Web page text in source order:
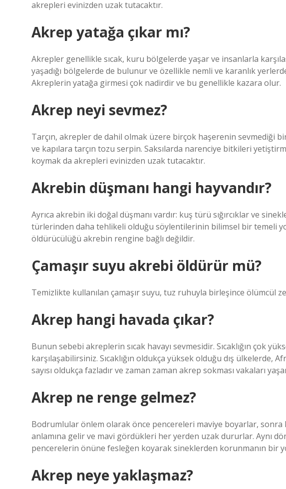
akrepleri evinizden uzak tutacaktır.
Akrep yatağa çıkar mı?
Akrepler genellikle sıcak, kuru bölgelerde yaşar ve insanlarla
yaşadığı bölgelerde de bulunur ve özellikle nemli ve karanlık
Akreplerin yatağa girmesi çok nadirdir ve bu genellikle kazara olur.
Akrep neyi sevmez?
Tarçın, akrepler de dahil olmak üzere birçok haşerenin sevmediği
ve kapılara tarçın tozu serpin. Saksılarda narenciye bitkileri
koymak da akrepleri evinizden uzak tutacaktır.
Akrebin düşmanı hangi hayvandır?
Ayrıca akrebin iki doğal düşmanı vardır: kuş türü sığırcıklar ve
türlerinden daha tehlikeli olduğu söylentilerinin bilimsel bir temeli
öldürücülüğü akrebin rengine bağlı değildir.
Çamaşır suyu akrebi öldürür mü?
Temizlikte kullanılan çamaşır suyu, tuz ruhuyla birleşince ölümcül
Akrep hangi havada çıkar?
Bunun sebebi akreplerin sıcak havayı sevmesidir. Sıcaklığın çok
karşılaşabilirsiniz. Sıcaklığın oldukça yüksek olduğu dış ülkelerde,
sayısı oldukça fazladır ve zaman zaman akrep sokması vakaları
Akrep ne renge gelmez?
Bodrumlular önlem olarak önce pencereleri maviye boyarlar, sonra
anlamına gelir ve mavi gördükleri her yerden uzak dururlar. Aynı
pencerelerin önüne fesleğen koyarak sineklerden korunmanın bir
Akrep neye yaklaşmaz?